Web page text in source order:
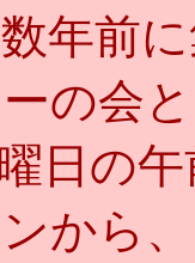
年前
の会
日の
から